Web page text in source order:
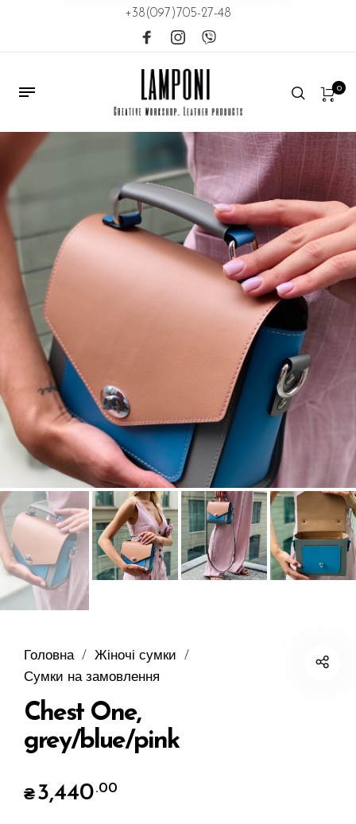
+38(097)705-27-48
0
Головна / Жіночі сумки
/
Сумки на замовлення
Chest One,
grey/blue/pink
₴3,440.00